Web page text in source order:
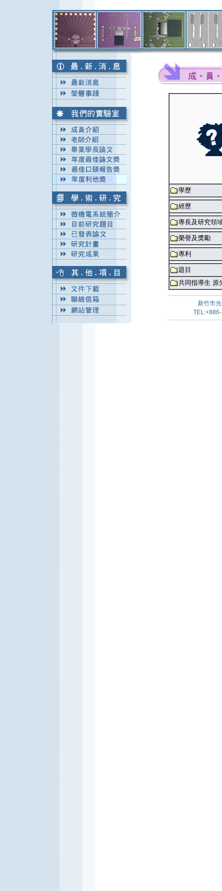
學歷
經歷
專長及研究領
榮譽及獎勵
專利
題目
共同指導生 原
新竹市